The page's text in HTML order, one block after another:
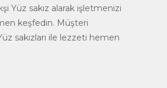
Yüz sakız alarak işletmenizi
keşfedin. Müşteri
sakızları ile lezzeti hemen